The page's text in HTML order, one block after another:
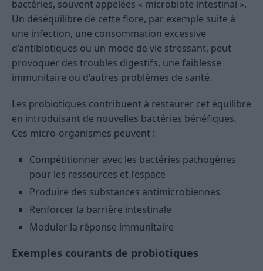
bactéries, souvent appelées « microbiote intestinal ».
Un déséquilibre de cette flore, par exemple suite à
une infection, une consommation excessive
d’antibiotiques ou un mode de vie stressant, peut
provoquer des troubles digestifs, une faiblesse
immunitaire ou d’autres problèmes de santé.
Les probiotiques contribuent à restaurer cet équilibre
en introduisant de nouvelles bactéries bénéfiques.
Ces micro-organismes peuvent :
Compétitionner avec les bactéries pathogènes
pour les ressources et l’espace
Produire des substances antimicrobiennes
Renforcer la barrière intestinale
Moduler la réponse immunitaire
Exemples courants de probiotiques